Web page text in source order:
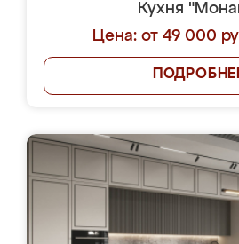
Кухня
Цена: от 49 000